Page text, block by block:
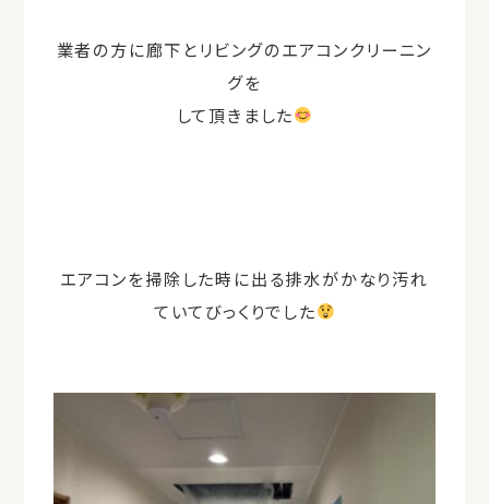
業者の方に廊下とリビングのエアコンクリーニン
グを
して頂きました
エアコンを掃除した時に出る排水がかなり汚れ
ていてびっくりでした